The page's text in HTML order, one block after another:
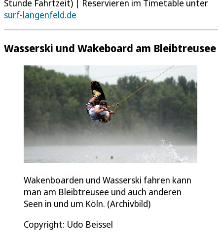
Stunde Fahrtzeit) | Reservieren im Timetable unter
surf-langenfeld.de
Wasserski und Wakeboard am Bleibtreusee
Wakenboarden und Wasserski fahren kann
man am Bleibtreusee und auch anderen
Seen in und um Köln. (Archivbild)
Copyright: Udo Beissel